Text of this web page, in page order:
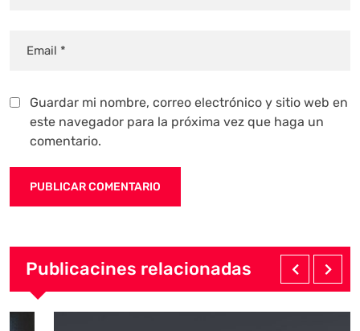
Guardar mi nombre, correo electrónico y sitio web en
este navegador para la próxima vez que haga un
comentario.
Publicacines relacionadas